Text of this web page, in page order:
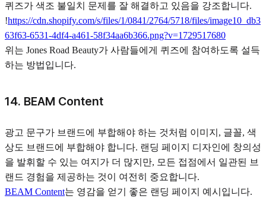
퀴즈가 색조 불일치 문제를 잘 해결하고 있음을 강조합니다.
!https://cdn.shopify.com/s/files/1/0841/2764/5718/files/image10_db3
63f63-6531-4df4-a461-58f34aa6b366.png?v=1729517680
위는 Jones Road Beauty가 사람들에게 퀴즈에 참여하도록 설득
하는 방법입니다.
14. BEAM Content
광고 문구가 브랜드에 부합해야 하는 것처럼 이미지, 글꼴, 색
상도 브랜드에 부합해야 합니다. 랜딩 페이지 디자인에 창의성
을 발휘할 수 있는 여지가 더 많지만, 모든 접점에서 일관된 브
랜드 경험을 제공하는 것이 여전히 중요합니다.
BEAM Content는 영감을 얻기 좋은 랜딩 페이지 예시입니다.